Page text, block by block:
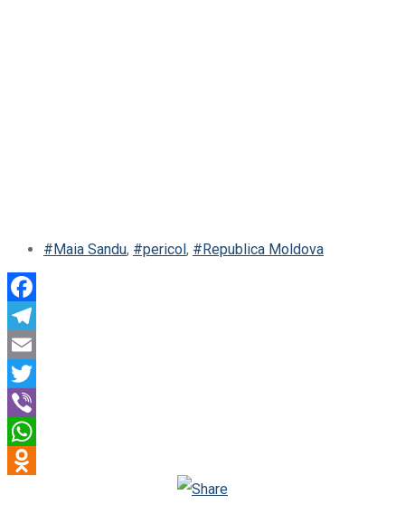
#Maia Sandu, #pericol, #Republica Moldova
Odnoklassniki